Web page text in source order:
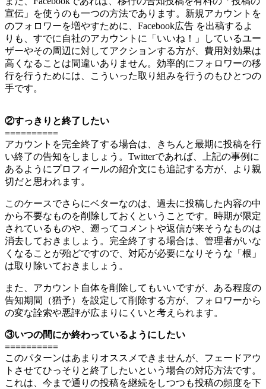
宣伝」を使うのも一つの方法であります。新規アカウントを
のフォロワーを増やすために、Facebook広告 を出稿するよ
りも、すでに自社のアカウントに「いいね！」しているユー
ザーやその周辺に対してアクションする方が、費用対効果は
高くなることは間違いありません。効率的にフォロワーの移
行を行うためには、こういった取り組みを行うのもひとつの
手です。
②すっきりと終了したい
==========
アカウントを完全終了する場合は、きちんと最期に投稿を行
い終了の告知をしましょう。Twitterであれば、上記の事例に
あるようにプロフィールの紹介文にも追記する方が、より親
切だと思われます。
このケースでさらにベターなのは、過去に投稿した内容の中
から不要なものを削除しておくということです。時期が限定
されているものや、遡ってコメントや返信が来そうなものは
消去しておきましょう。完全終了する場合は、管理者がいな
くなることが殆どですので、対応が必要になりそうな「根」
は取り除いておきましょう。
また、アカウント自体を削除してもいいですが、ある程度の
告知期間（猶予）を設定して削除する方が、フォロワーから
の変な詮索や悪評が広まりにくいと考えられます。
③いつの間にか終わっているようにしたい
==========
このパターンはあまりオススメできませんが、フェードアウ
トさせてひっそりと終了したいという場合の対応方法です。
これは、今まで通りの投稿を継続をしつつも投稿の頻度を下